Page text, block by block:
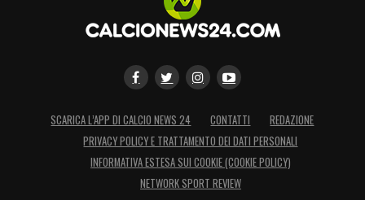
SCARICA L’APP DI CALCIO NEWS 24 CONTATTI
REDAZIONE
PRIVACY POLICY E TRATTAMENTO DEI DATI PERSONALI
INFORMATIVA ESTESA SUI COOKIE (COOKIE POLICY)
NETWORK SPORT REVIEW